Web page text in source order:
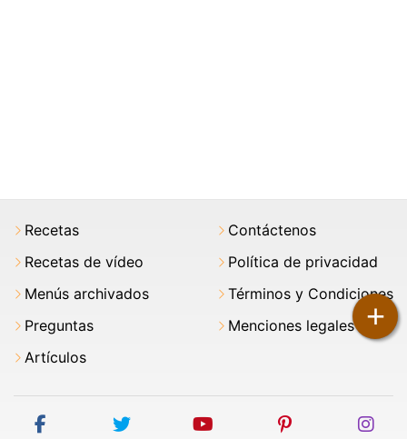
+
Recetas
Recetas de vídeo
Menús archivados
Preguntas
Artículos
Contáctenos
Política de privacidad
Términos y Condiciones
Menciones legales
facebook twitter youtube pinterest